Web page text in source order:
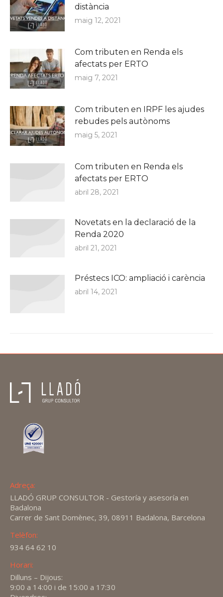
distància
maig 12, 2021
Com tributen en Renda els
afectats per ERTO
maig 7, 2021
Com tributen en IRPF les ajudes
rebudes pels autònoms
maig 5, 2021
Com tributen en Renda els
afectats per ERTO
abril 28, 2021
Novetats en la declaració de la
Renda 2020
abril 21, 2021
Préstecs ICO: ampliació i carència
abril 14, 2021
Adreça:
LLADÓ GRUP CONSULTOR - Gestoría y asesoría en
Badalona
Carrer de Sant Domènec, 39, 08911 Badalona, Barcelona
Telèfon:
934 64 62 10
Horari:
Dilluns – Dijous:
9:00 a 14:00 i de 15:00 a 17:30